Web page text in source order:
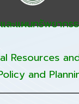
ละแผนทรัพยากร
Resources
and